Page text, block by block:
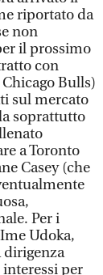
riportato da
non
il prossimo
con
Bulls)
sul mercato
soprattutto
a Toronto
Casey (che
Per i
Udoka,
dirigenza
per